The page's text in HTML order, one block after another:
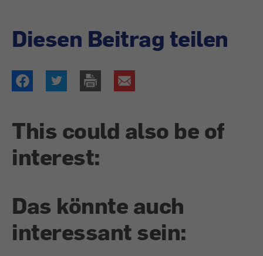
Diesen Beitrag teilen
This could also be of
interest:
Das könnte auch
interessant sein: